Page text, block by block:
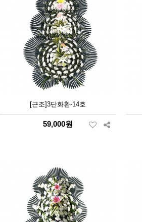
[근조]3단화환-14호
59,000원